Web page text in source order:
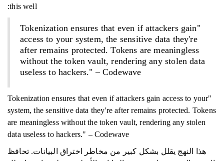
this well:
"Tokenization ensures that even if attackers gain
access to your system, the sensitive data they're
after remains protected. Tokens are meaningless
without the token vault, rendering any stolen data
useless to hackers." – Codewave
"Tokenization ensures that even if attackers gain access to your
system, the sensitive data they're after remains protected. Tokens
are meaningless without the token vault, rendering any stolen
data useless to hackers." – Codewave
هذا النهج يقلل بشكل كبير من مخاطر اختراق البيانات. تحافظ